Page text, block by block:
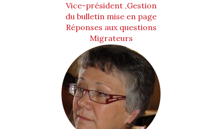
Vice-président ,Gestion
du bulletin mise en page
Réponses aux questions
Migrateurs